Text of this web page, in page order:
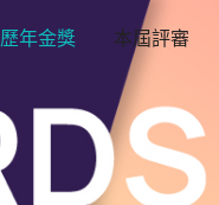
歷年金獎 本屆評審